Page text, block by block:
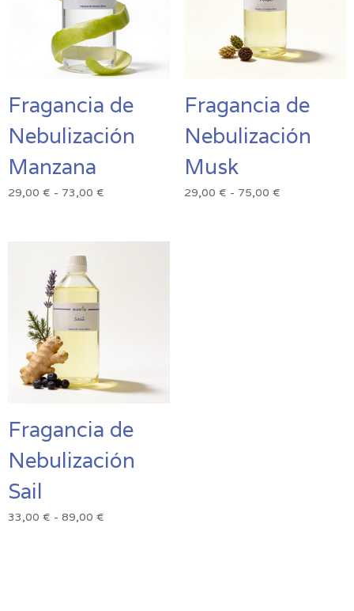
Fragancia de
Nebulización
Manzana
29,00 € - 73,00 €
Fragancia de
Nebulización
Musk
29,00 € - 75,00 €Rango
Fragancia de
Nebulización
Sail
33,00 € - 89,00 €